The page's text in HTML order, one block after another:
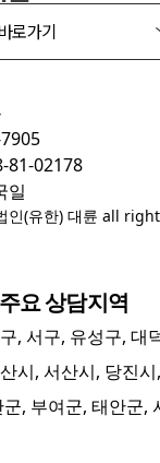
로가기
81-02178
일
인(유한) 대륜 all
요 상담지역
, 서구, 유성구, 대
시, 서산시, 당진
, 부여군, 태안군,